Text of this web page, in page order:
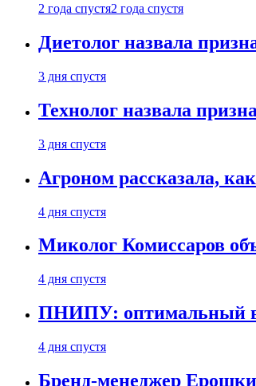
2 года спустя2 года спустя
Диетолог назвала
3 дня спустя
Технолог назвала
3 дня спустя
Агроном рассказала,
4 дня спустя
Миколог Комиссаров
4 дня спустя
ПНИПУ: оптимальный
4 дня спустя
Бренд-менеджер